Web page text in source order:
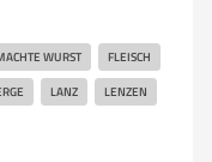
WURST FLEISCH
LANZ LENZEN